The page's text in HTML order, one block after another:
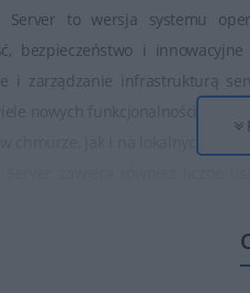
Server to wersja systemu
bezpieczeństwo i
i zarządzanie infrastrukturą
nowych funkcjonalności,
w chmurze, jak i na lokalnych
Server zawiera również liczne
System jest również łatwy do
jak i dużych organizacjach.